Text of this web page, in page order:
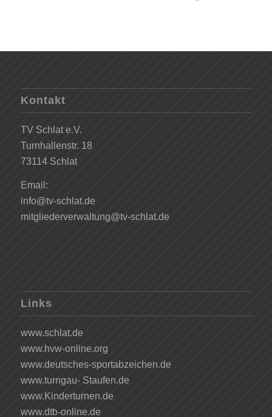
Kontakt
TV Schlat e.V.
Turnhallenstr. 18
73114 Schlat
Email:
info@tv-schlat.de
mitgliederverwaltung@tv-schlat.de
Links
www.schlat.de
www.hvw-online.org
www.deutsches-sportabzeichen.de
www.turngau- Staufen.de
www.Kinderturnen.de
www.dtb-online.de